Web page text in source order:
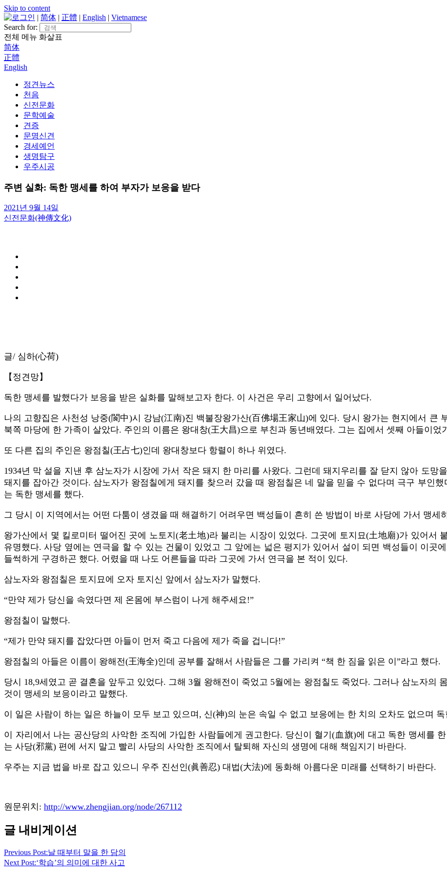
Skip to content
로그인 | 简体 | 正體 | English | Vietnamese
Search for:
전체 메뉴 화살표
简体
正體
English
정견뉴스
천음
신전문화
문학예술
견증
문명신견
경세예언
생명탐구
우주시공
주변 실화: 독한 맹세를 하여 부자가 보응을 받다
2021년 9월 14일
신전문화(神傳文化)
글/ 심하(心荷)
【정견망】
독한 맹세를 발했다가 보응을 받은 실화를 말해보고자 한다. 이 사건은 우리 고향에서 일어났다.
나의 고향집은 사천성 낭중(閬中)시 강남(江南)진 백불장왕가산(百佛場王家山)에 있다. 당시 왕가는 현지에서 큰
북쪽 마당에 한 가족이 살았다. 주인의 이름은 왕대창(王大昌)으로 부친과 동년배였다. 그는 집에서 셋째 아들이었
또 다른 집의 주인은 왕점칠(王占七)인데 왕대창보다 항렬이 하나 위였다.
1934년 막 설을 지낸 후 삼노자가 시장에 가서 작은 돼지 한 마리를 사왔다. 그런데 돼지우리를 잘 닫지 않아 도망
돼지를 잡아간 것이다. 삼노자가 왕점칠에게 돼지를 찾으러 갔을 때 왕점칠은 네 말을 믿을 수 없다며 극구 부인
는 독한 맹세를 했다.
그 당시 이 지역에서는 어떤 다툼이 생겼을 때 해결하기 어려우면 백성들이 흔히 쓴 방법이 바로 사당에 가서 맹세
왕가산에서 몇 킬로미터 떨어진 곳에 노토지(老土地)라 불리는 시장이 있었다. 그곳에 토지묘(土地廟)가 있어서
유명했다. 사당 옆에는 연극을 할 수 있는 건물이 있었고 그 앞에는 넓은 평지가 있어서 설이 되면 백성들이 이곳
들썩하게 구경하곤 했다. 어렸을 때 나도 어른들을 따라 그곳에 가서 연극을 본 적이 있다.
삼노자와 왕점칠은 토지묘에 오자 토지신 앞에서 삼노자가 말했다.
“만약 제가 당신을 속였다면 제 온몸에 부스럼이 나게 해주세요!”
왕점칠이 말했다.
“제가 만약 돼지를 잡았다면 아들이 먼저 죽고 다음에 제가 죽을 겁니다!”
왕점칠의 아들은 이름이 왕해전(王海全)인데 공부를 잘해서 사람들은 그를 가리켜 “책 한 짐을 읽은 이”라고 했다.
당시 18,9세였고 곧 결혼을 앞두고 있었다. 그해 3월 왕해전이 죽었고 5월에는 왕점칠도 죽었다. 그러나 삼노자의
것이 맹세의 보응이라고 말했다.
이 일은 사람이 하는 일은 하늘이 모두 보고 있으며, 신(神)의 눈은 속일 수 없고 보응에는 한 치의 오차도 없으며
이 자리에서 나는 공산당의 사악한 조직에 가입한 사람들에게 권고한다. 당신이 혈기(血旗)에 대고 독한 맹세를
는 사당(邪黨) 편에 서지 말고 빨리 사당의 사악한 조직에서 탈퇴해 자신의 생명에 대해 책임지기 바란다.
우주는 지금 법을 바로 잡고 있으니 우주 진선인(眞善忍) 대법(大法)에 동화해 아름다운 미래를 선택하기 바란다.
원문위치: http://www.zhengjian.org/node/267112
글 내비게이션
Previous Post:날 때부터 말을 한 담의
Next Post:‘학습’의 의미에 대한 사고